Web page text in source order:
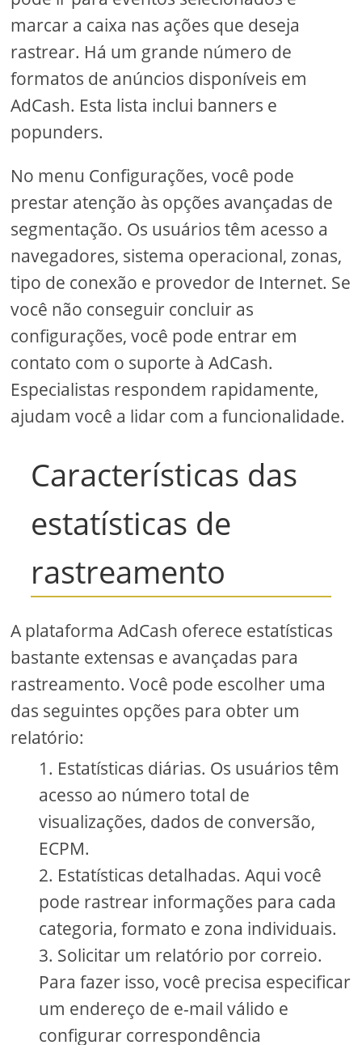
marcar a caixa nas ações que deseja
rastrear. Há um grande número de
formatos de anúncios disponíveis em
AdCash. Esta lista inclui banners e
popunders.
No menu Configurações, você pode
prestar atenção às opções avançadas de
segmentação. Os usuários têm acesso a
navegadores, sistema operacional, zonas,
tipo de conexão e provedor de Internet. Se
você não conseguir concluir as
configurações, você pode entrar em
contato com o suporte à AdCash.
Especialistas respondem rapidamente,
ajudam você a lidar com a funcionalidade.
Características das
estatísticas de
rastreamento
A plataforma AdCash oferece estatísticas
bastante extensas e avançadas para
rastreamento. Você pode escolher uma
das seguintes opções para obter um
relatório:
Estatísticas diárias. Os usuários têm
acesso ao número total de
visualizações, dados de conversão,
ECPM.
Estatísticas detalhadas. Aqui você
pode rastrear informações para cada
categoria, formato e zona individuais.
Solicitar um relatório por correio.
Para fazer isso, você precisa especificar
um endereço de e-mail válido e
configurar correspondência